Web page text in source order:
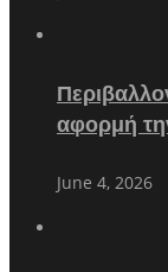
αφορμή
June 4, 2026